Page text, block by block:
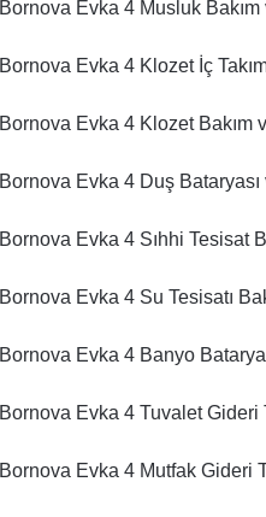
Bornova Evka 4 Musluk Bakım
Bornova Evka 4 Klozet İç
Bornova Evka 4 Klozet Bakım
Bornova Evka 4 Duş
Bornova Evka 4 Sıhhi Tesisat
Bornova Evka 4 Su Tesisatı
Bornova Evka 4 Banyo
Bornova Evka 4 Tuvalet Gideri
Bornova Evka 4 Mutfak Gideri